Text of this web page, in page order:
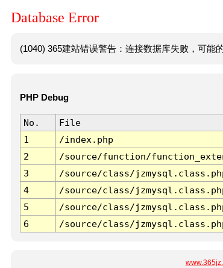
Database Error
(1040) 365建站错误警告：连接数据库失败，可能
PHP Debug
No. File
1
/index.php
2
/source/function/
3
/source/class/
4
/source/class/
5
/source/class/
6
/source/class/